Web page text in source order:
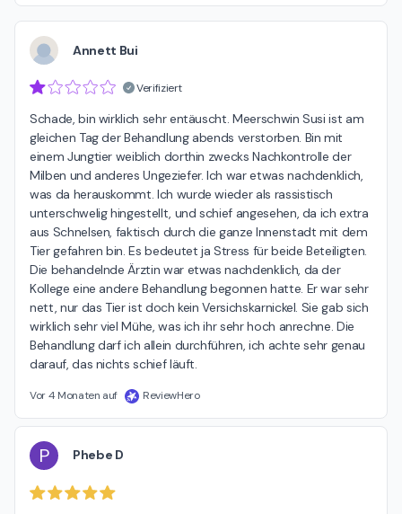
Annett Bui
Verifiziert
Schade, bin wirklich sehr entäuscht. Meerschwin Susi ist am
gleichen Tag der Behandlung abends verstorben. Bin mit
einem Jungtier weiblich dorthin zwecks Nachkontrolle der
Milben und anderes Ungeziefer. Ich war etwas nachdenklich,
was da herauskommt. Ich wurde wieder als rassistisch
unterschwelig hingestellt, und schief angesehen, da ich extra
aus Schnelsen, faktisch durch die ganze Innenstadt mit dem
Tier gefahren bin. Es bedeutet ja Stress für beide Beteiligten.
Die behandelnde Ärztin war etwas nachdenklich, da der
Kollege eine andere Behandlung begonnen hatte. Er war sehr
nett, nur das Tier ist doch kein Versichskarnickel. Sie gab sich
wirklich sehr viel Mühe, was ich ihr sehr hoch anrechne. Die
Behandlung darf ich allein durchführen, ich achte sehr genau
darauf, das nichts schief läuft.
Vor 4 Monaten auf ReviewHero
P Phebe D